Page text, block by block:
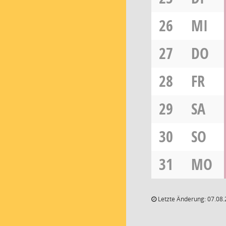
26
MI
27
DO
28
FR
29
SA
30
SO
31
MO
Letzte Änderung: